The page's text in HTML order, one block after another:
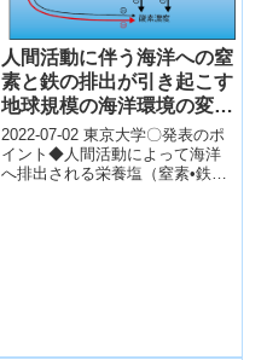
人間活動に伴う海洋への窒
素と鉄の排出が引き起こす
地球規模の海洋環境の変化
～地球温暖化の影響を相
殺/増幅していることが明
らかに～（発表主体：海洋
2022-07-02 東京大学〇発表のポ
イント◆人間活動によって海洋
へ排出される栄養塩（窒素•鉄）